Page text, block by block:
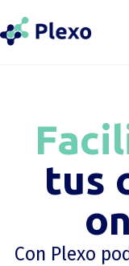
tus
Con Plexo